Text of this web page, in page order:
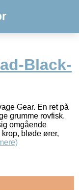
Black-
Gear. En ret på
grumme rovfisk.
omgående
bløde ører,